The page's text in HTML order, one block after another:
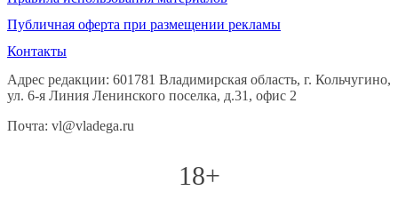
Публичная оферта при размещении рекламы
Контакты
Адрес редакции: 601781 Владимирская область, г. Кольчугино,
ул. 6-я Линия Ленинского поселка, д.31, офис 2
Почта: vl@vladega.ru
18+